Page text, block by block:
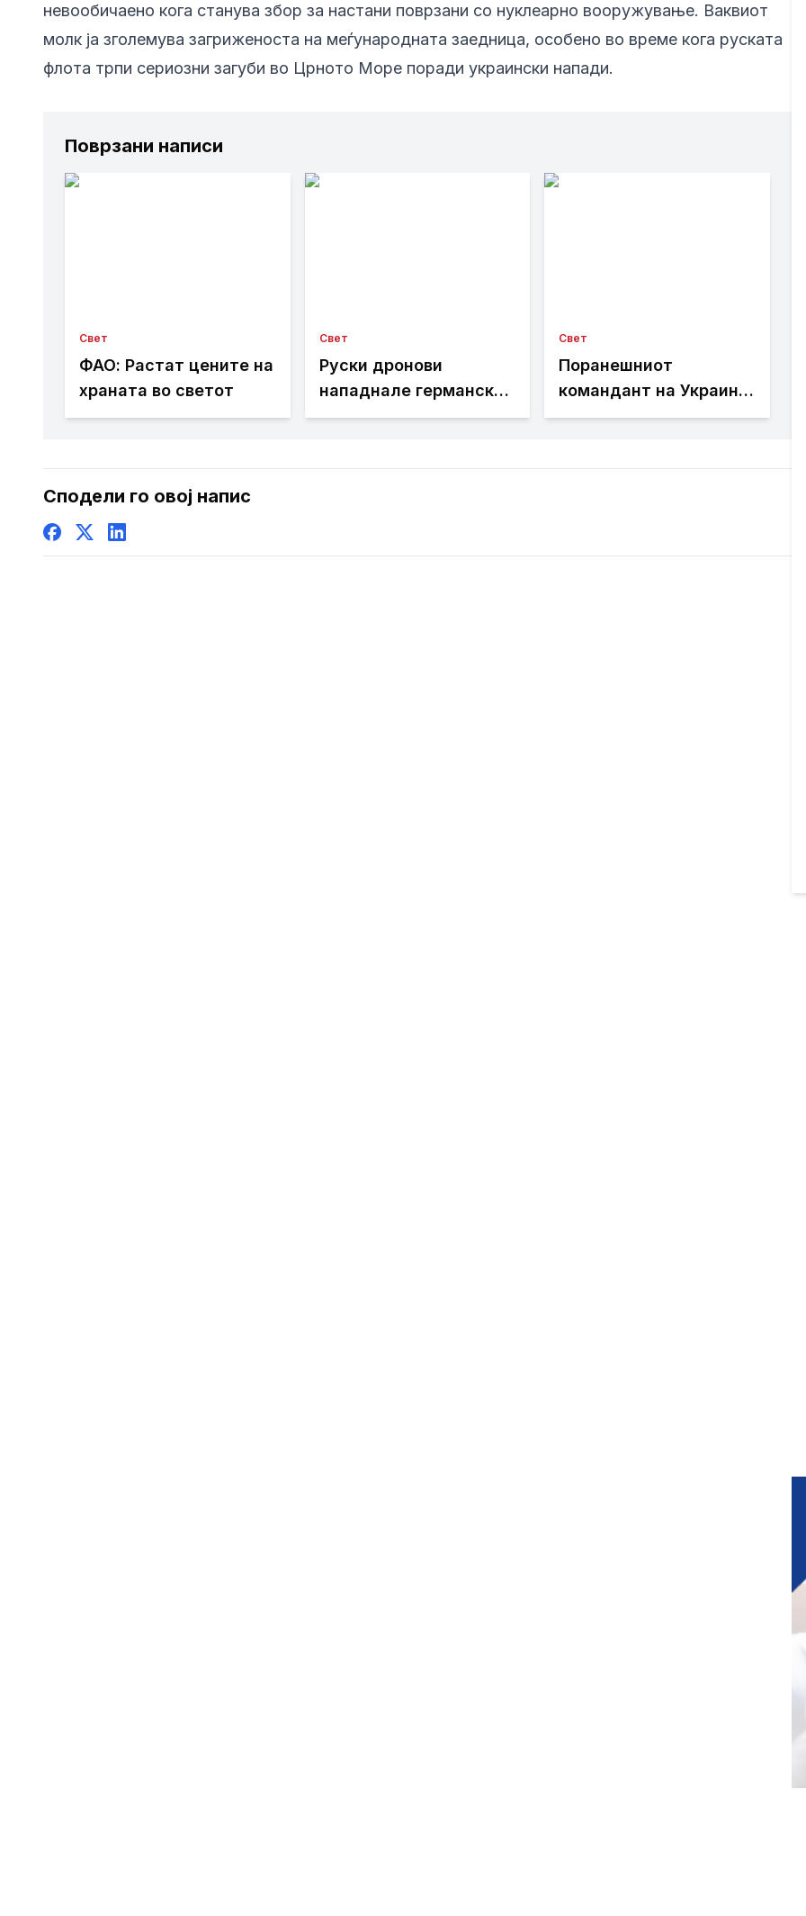
невообичаено кога станува збор за настани поврзани со нуклеарно вооружување. Ваквиот
молк ја зголемува загриженоста на меѓународната заедница, особено во време кога руската
флота трпи сериозни загуби во Црното Море поради украински напади.
Поврзани написи
Свет
ФАО: Растат цените на
храната во светот
Свет
Руски дронови
нападнале германски
товарен брод
Свет
Поранешниот
командант на Украина:
Русија најде начини да
западното оружје
Сподели го овој напис